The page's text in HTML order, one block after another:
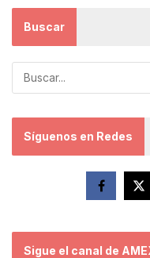
Buscar
Síguenos en Redes
Sigue el canal de